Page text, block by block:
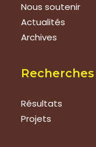
Nous soutenir
Actualités
Archives
Recherches
Résultats
Projets